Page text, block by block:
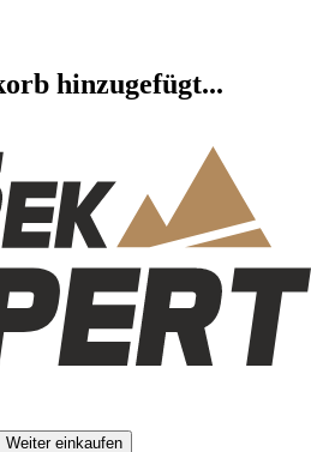
hinzugefügt...
Weiter einkaufen